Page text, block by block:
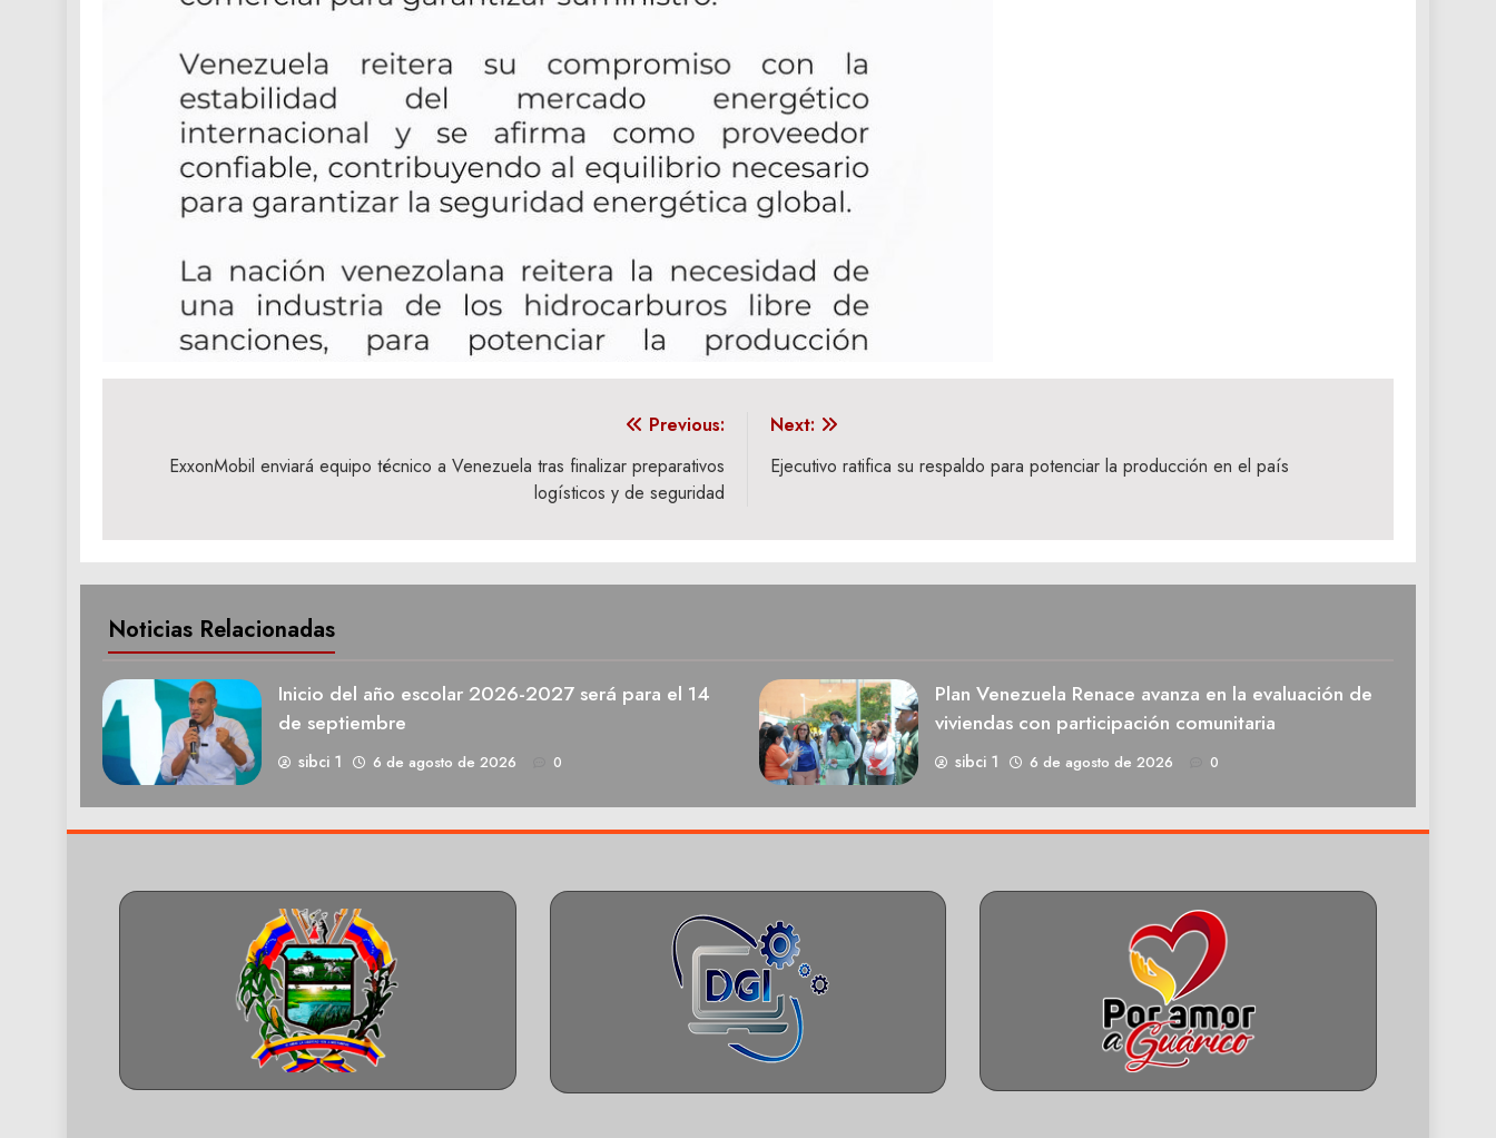
Previous:
ExxonMobil enviará equipo técnico a Venezuela tras finalizar preparativos
logísticos y de seguridad
Next:
Ejecutivo ratifica su respaldo para potenciar la producción en el país
Noticias Relacionadas
Inicio del año escolar 2026-2027 será para el 14
de septiembre
sibci 1 6 de agosto de 2026 0
Plan Venezuela Renace avanza en la evaluación de
viviendas con participación comunitaria
sibci 1 6 de agosto de 2026 0